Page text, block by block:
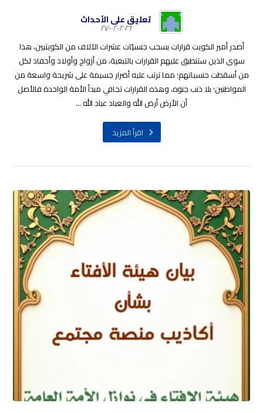
تعليق على الأحداث
٢٠٢٦-٠٢-٢٧
أصدر أمير الكويت قرارات بسحب جنسيّات عشرات الآلاف من الكويتيين، هذا
سوى الذين ستنطبق عليهم القرارات بالتبعية، من أزواج وأولاد وأحفاد لكل
من أسقطت جنسياتهم؛ مما ترتب عليه أضرار جسيمة على شريحة واسعة من
المواطنين؛ بلا ذنب جنوه، وهذه القرارات تجافي مبدأ الأمة الواحدة فالأصل
أن الأرض أرض الله والعباد عباد الله ...
اقرأ المزيد